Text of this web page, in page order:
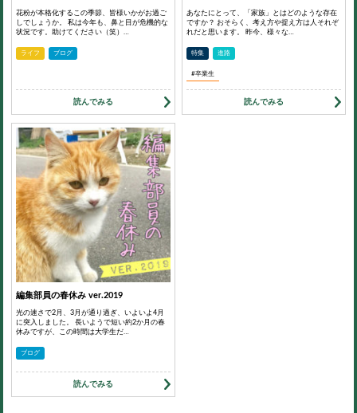
花粉が本格化するこの季節、皆様いかがお過ご
しでしょうか。 私は今年も、鼻と目が危機的な
状況です。助けてください（笑）…
ライフ ブログ
読んでみる
あなたにとって、「家族」とはどのような存在
ですか？ おそらく、考え方や捉え方は人それぞ
れだと思います。 昨今、様々な…
特集 進路
#卒業生
読んでみる
編集部員の春休み ver.2019
光の速さで2月、3月が通り過ぎ、いよいよ4月
に突入しました。 長いようで短い約2か月の春
休みですが、この時間は大学生だ…
ブログ
読んでみる